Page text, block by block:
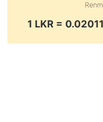
1 LKR =